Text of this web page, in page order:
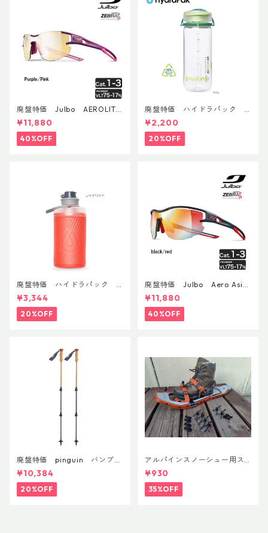
廃盤特価 Julbo AEROLITE
AsianFit
¥11,880
40%OFF
廃盤特価 ハイドラパック
リーコン ツイスト＆シップ 50
0ml
¥2,200
20%OFF
廃盤特価 ハイドラパック
フラックス 750ml
¥3,344
20%OFF
廃盤特価 Julbo Aero Asia
nFit
¥11,880
40%OFF
廃盤特価 pinguin バンブー
FLフォーム(ペア)
¥10,384
20%OFF
アルパインスノーシュー用ス
トラップキャッチ(ペア)
¥930
35%OFF